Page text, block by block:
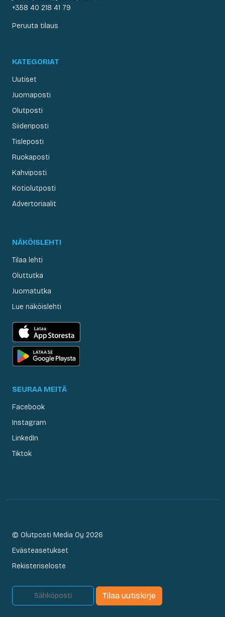
+358 40 218 41 79
Peruuta tilaus
KATEGORIAT
Uutiset
Juomaposti
Olutposti
Siideriposti
Tisleposti
Ruokaposti
Kahviposti
Kotiolutposti
Advertoriaalit
NÄKÖISLEHTI
Tilaa lehti
Oluttutka
Juomatutka
Lue näköislehti
SEURAA MEITÄ
Facebook
Instagram
LinkedIn
Tiktok
© Olutposti Media Oy 2026
Evästeasetukset
Rekisteriseloste
Tilaa uutiskirje